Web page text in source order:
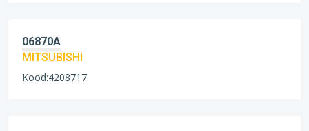
06870A
MITSUBISHI
Kood:4208717